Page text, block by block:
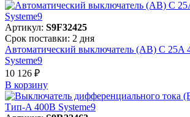
Артикул: S9F32425
Срок поставки: 2 дня
Автоматический выключатель (АВ) C 25A
Systeme9
10 126 ₽
В корзинy